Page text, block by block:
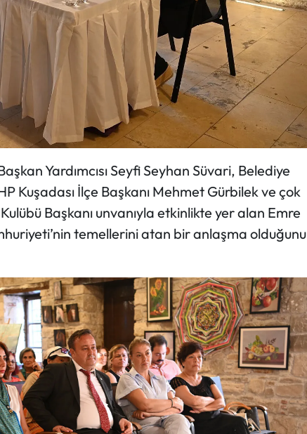
Yardımcısı Seyfi Seyhan Süvari, Belediye
Kuşadası İlçe Başkanı Mehmet Gürbilek ve çok
Başkanı unvanıyla etkinlikte yer alan Emre
temellerini atan bir anlaşma olduğunu